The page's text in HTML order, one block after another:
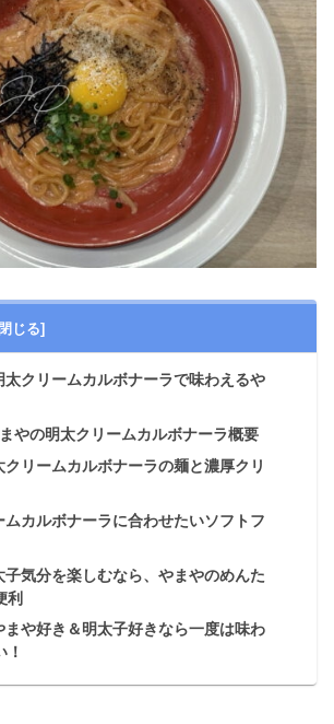
太クリームカルボナーラで味わえるや
やの明太クリームカルボナーラ概要
クリームカルボナーラの麺と濃厚クリ
ムカルボナーラに合わせたいソフトフ
子気分を楽しむなら、やまやのめんた
利
まや好き＆明太子好きなら一度は味わ
！